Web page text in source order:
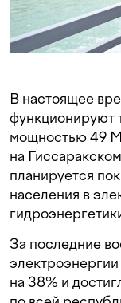
В настоящее
функционируют
мощностью 49
на
планируется
населения в
За последние
на 38% и